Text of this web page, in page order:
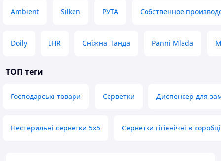
Ambient Silken РУТА Собственное
Doily IHR Сніжна Панда Panni Mlada
ТОП теги
Господарські товари Серветки Диспенсер для
Нестерильні серветки 5х5 Серветки гігієнічні в коробці